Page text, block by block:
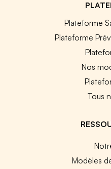
Plateforme
Plateforme
Nos
Tous
Modèles